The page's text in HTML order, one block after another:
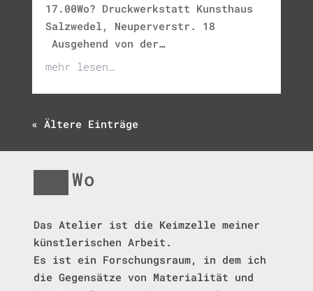
17.00Wo? Druckwerkstatt Kunsthaus
Salzwedel, Neuperverstr. 18
Ausgehend von der…
mehr lesen…
« Ältere Einträge
Wo
Das Atelier ist die Keimzelle meiner
künstlerischen Arbeit.
Es ist ein Forschungsraum,
in dem ich
die Gegensätze von Materialität und